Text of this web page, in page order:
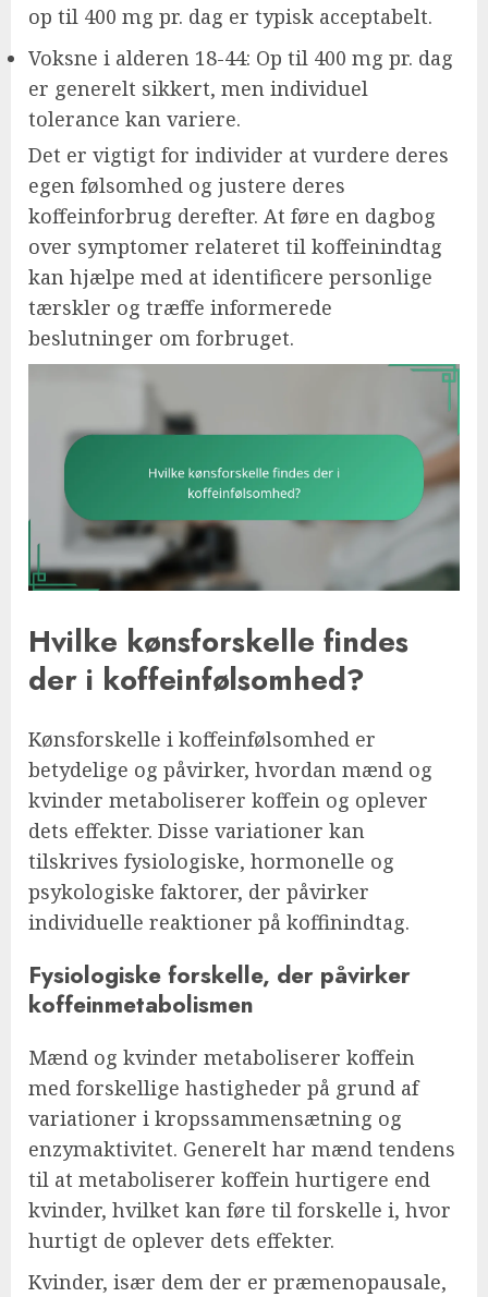
op til 400 mg pr. dag er typisk acceptabelt.
Voksne i alderen 18-44: Op til 400 mg pr. dag
er generelt sikkert, men individuel
tolerance kan variere.
Det er vigtigt for individer at vurdere deres
egen følsomhed og justere deres
koffeinforbrug derefter. At føre en dagbog
over symptomer relateret til koffeinindtag
kan hjælpe med at identificere personlige
tærskler og træffe informerede
beslutninger om forbruget.
Hvilke kønsforskelle findes
der i koffeinfølsomhed?
Kønsforskelle i koffeinfølsomhed er
betydelige og påvirker, hvordan mænd og
kvinder metaboliserer koffein og oplever
dets effekter. Disse variationer kan
tilskrives fysiologiske, hormonelle og
psykologiske faktorer, der påvirker
individuelle reaktioner på koffinindtag.
Fysiologiske forskelle, der påvirker
koffeinmetabolismen
Mænd og kvinder metaboliserer koffein
med forskellige hastigheder på grund af
variationer i kropssammensætning og
enzymaktivitet. Generelt har mænd tendens
til at metaboliserer koffein hurtigere end
kvinder, hvilket kan føre til forskelle i, hvor
hurtigt de oplever dets effekter.
Kvinder, især dem der er præmenopausale,